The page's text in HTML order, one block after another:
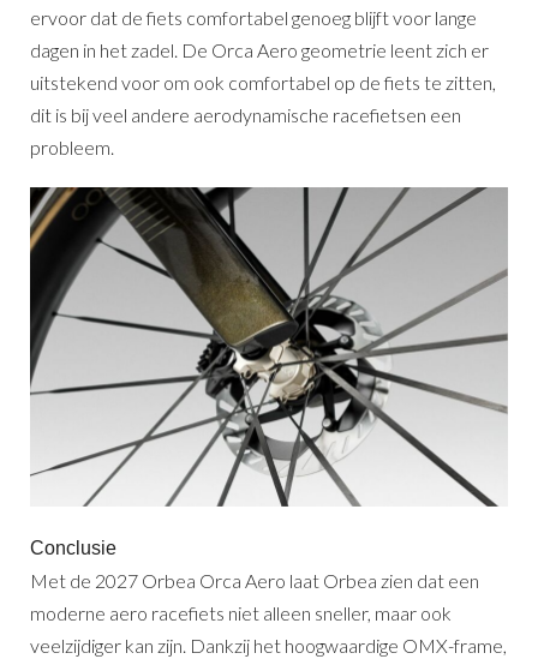
ervoor dat de fiets comfortabel genoeg blijft voor lange
dagen in het zadel. De Orca Aero geometrie leent zich er
uitstekend voor om ook comfortabel op de fiets te zitten,
dit is bij veel andere aerodynamische racefietsen een
probleem.
Conclusie
Met de 2027 Orbea Orca Aero laat Orbea zien dat een
moderne aero racefiets niet alleen sneller, maar ook
veelzijdiger kan zijn. Dankzij het hoogwaardige OMX-frame,